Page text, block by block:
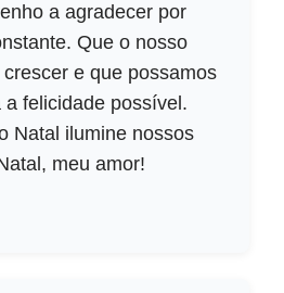
a agradecer por
Que o nosso
e que possamos
felicidade possível.
Natal ilumine nossos
meu amor!